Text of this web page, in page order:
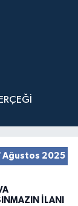
Ağustos 2025
İLANI